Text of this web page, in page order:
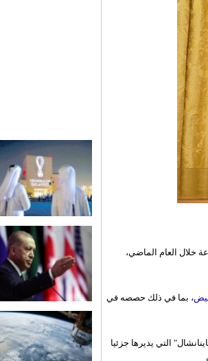
خلال العام الماضي،
، بما في ذلك حصصه في
فاينانشال" التي يديرها جزئيا